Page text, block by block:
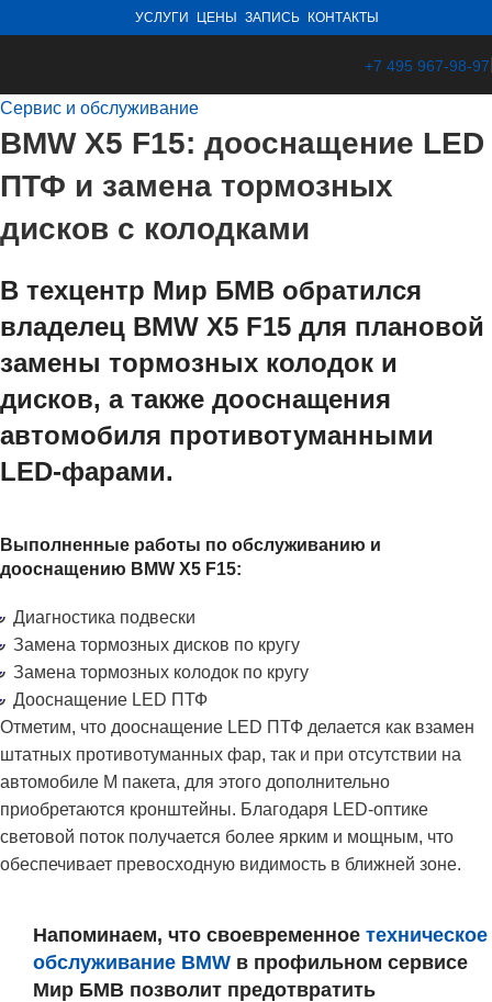
УСЛУГИ ЦЕНЫ ЗАПИСЬ КОНТАКТЫ
+7 495 967-98-97
Сервис и обслуживание
BMW X5 F15: дооснащение LED
ПТФ и замена тормозных
дисков с колодками
В техцентр Мир БМВ обратился
владелец BMW X5 F15 для плановой
замены тормозных колодок и
дисков, а также дооснащения
автомобиля противотуманными
LED-фарами.
Выполненные работы по обслуживанию и
дооснащению BMW X5 F15:
Диагностика подвески
Замена тормозных дисков по кругу
Замена тормозных колодок по кругу
Дооснащение LED ПТФ
Отметим, что дооснащение LED ПТФ делается как взамен
штатных противотуманных фар, так и при отсутствии на
автомобиле М пакета, для этого дополнительно
приобретаются кронштейны. Благодаря LED-оптике
световой поток получается более ярким и мощным, что
обеспечивает превосходную видимость в ближней зоне.
Напоминаем, что своевременное техническое
обслуживание BMW в профильном сервисе
Мир БМВ позволит предотвратить